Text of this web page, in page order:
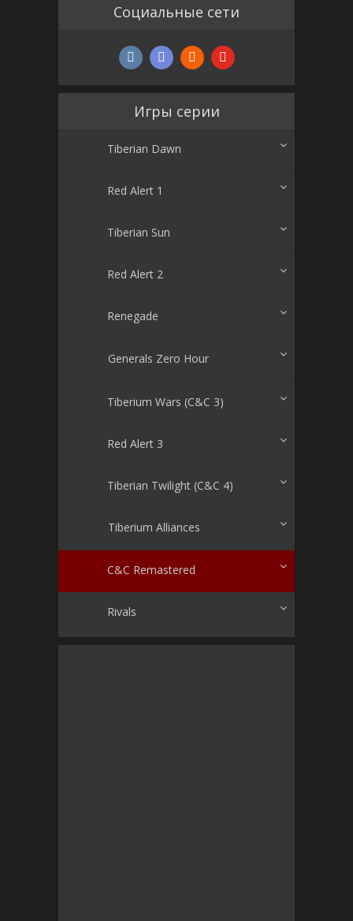
Социальные сети
Игры серии
Tiberian Dawn
Red Alert 1
Tiberian Sun
Red Alert 2
Renegade
Generals Zero Hour
Tiberium Wars (C&C 3)
Red Alert 3
Tiberian Twilight (C&C 4)
Tiberium Alliances
C&C Remastered
Rivals